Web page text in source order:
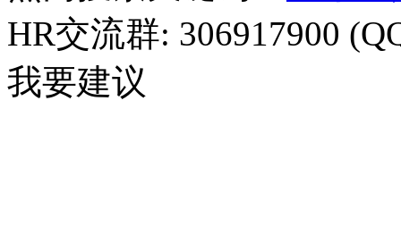
HR交流群: 306917900
我要建议